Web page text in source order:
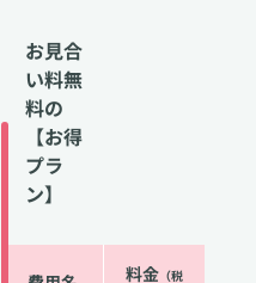
お見合
い料無
料の
【お得
プラ
ン】
料金 （税